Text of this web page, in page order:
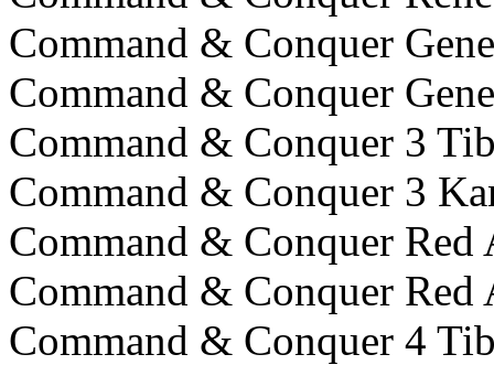
Command & Conquer
Command & Conquer
Command & Conquer 3
Command & Conquer 3
Command & Conquer Red
Command & Conquer
Command & Conquer 4